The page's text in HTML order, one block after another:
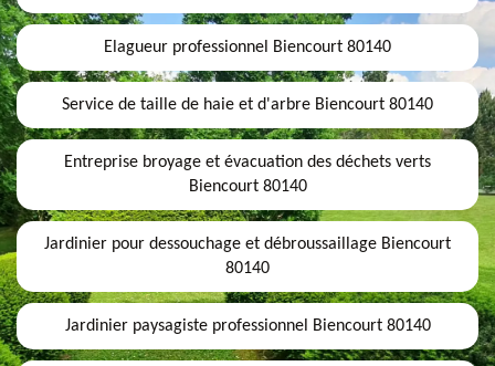
Elagueur professionnel Biencourt 80140
Service de taille de haie et d'arbre Biencourt 80140
Entreprise broyage et évacuation des déchets verts
Biencourt 80140
Jardinier pour dessouchage et débroussaillage Biencourt
80140
Jardinier paysagiste professionnel Biencourt 80140